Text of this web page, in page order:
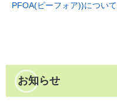
PFOA(ピーフォア))について
お知らせ